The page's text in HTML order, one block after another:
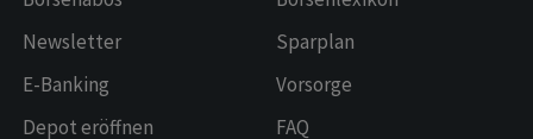
Newsletter
E-Banking
Depot eröffnen
Sparplan
Vorsorge
FAQ